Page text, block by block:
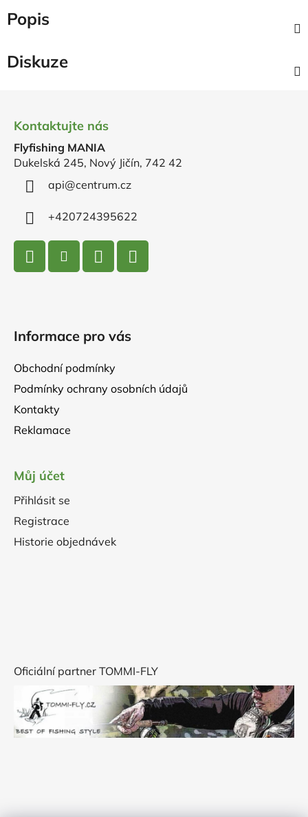
Popis
Diskuze
Kontaktujte nás
Flyfishing MANIA
Dukelská 245, Nový Jičín, 742 42
api@centrum.cz
+420724395622
Informace pro vás
Obchodní podmínky
Podmínky ochrany osobních údajů
Kontakty
Reklamace
Můj účet
Přihlásit se
Registrace
Historie objednávek
Oficiální partner TOMMI-FLY